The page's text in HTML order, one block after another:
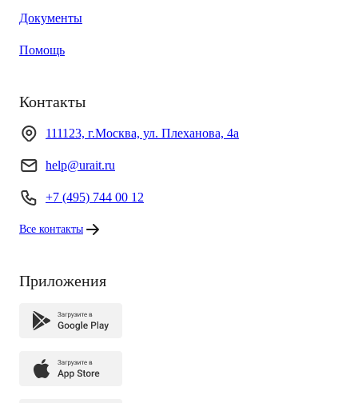
Документы
Помощь
Контакты
111123, г.Москва, ул. Плеханова, 4а
help@urait.ru
+7 (495) 744 00 12
Все контакты
Приложения